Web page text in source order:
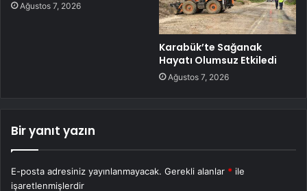
Ağustos 7, 2026
Karabük’te Sağanak
Hayatı Olumsuz Etkiledi
Ağustos 7, 2026
Bir yanıt yazın
E-posta adresiniz yayınlanmayacak. Gerekli alanlar * ile
işaretlenmişlerdir